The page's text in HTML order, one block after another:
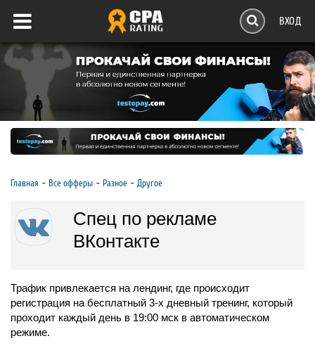
ВХОД
Главная Все офферы Разное Другое
Спец по рекламе
ВКонтакте
Трафик привлекается на лендинг, где происходит
регистрация на бесплатный 3-х дневный тренинг, который
проходит каждый день в 19:00 мск в автоматическом
режиме.